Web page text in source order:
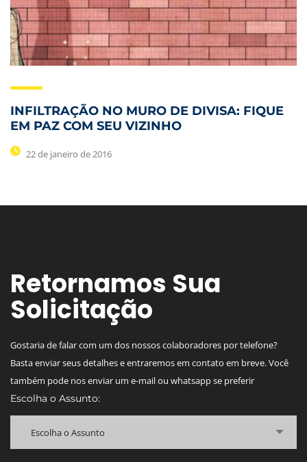
INFILTRAÇÃO NO MURO DE DIVISA: FIQUE
EM PAZ COM SEU VIZINHO
22 de janeiro de 2016
Retornamos Sua
Solicitação
Gostaria de falar com um dos nossos colaboradores por telefone?
Basta enviar seus detalhes e entraremos em contato em breve. Você
também pode nos enviar um e-mail ou whatsapp se preferir
Escolha o Assunto:
Escolha o Assunto